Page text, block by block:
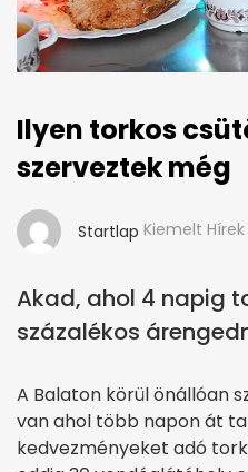
Ilyen torkos
szerveztek még
Startlap Kiemelt Hírek
Akad, ahol 4 napig
százalékos
A Balaton körül önállóan
van ahol több napon át
kedvezményeket adó